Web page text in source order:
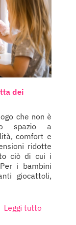
dei
che non è
spazio a
comfort e
ridotte
ciò di cui i
i bambini
giocattoli,
Leggi tutto